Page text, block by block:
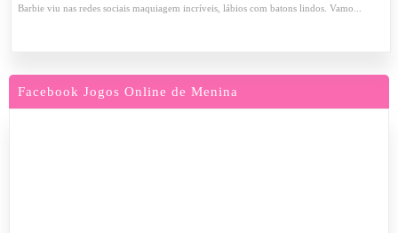
Barbie viu nas redes sociais maquiagem incríveis, lábios com batons lindos. Vamo...
Facebook Jogos Online de Menina